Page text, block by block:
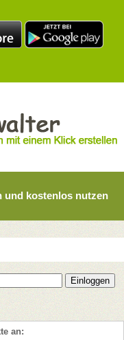
und kostenlos nutzen
an: